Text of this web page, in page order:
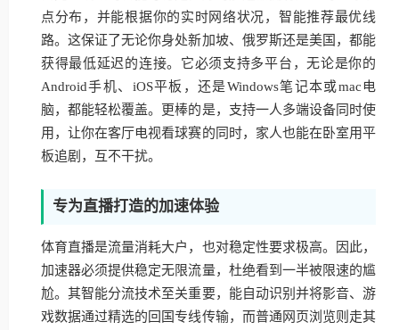
点分布，并能根据你的实时网络状况，智能推荐最优线
路。这保证了无论你身处新加坡、俄罗斯还是美国，都能
获得最低延迟的连接。它必须支持多平台，无论是你的
Android手机、iOS平板，还是Windows笔记本或mac电
脑，都能轻松覆盖。更棒的是，支持一人多端设备同时使
用，让你在客厅电视看球赛的同时，家人也能在卧室用平
板追剧，互不干扰。
专为直播打造的加速体验
体育直播是流量消耗大户，也对稳定性要求极高。因此，
加速器必须提供稳定无限流量，杜绝看到一半被限速的尴
尬。其智能分流技术至关重要，能自动识别并将影音、游
戏数据通过精选的回国专线传输，而普通网页浏览则走其